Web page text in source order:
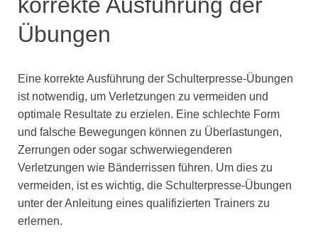
Übungen
Eine korrekte Ausführung der Schulterpresse-Übungen
ist notwendig, um Verletzungen zu vermeiden und
optimale Resultate zu erzielen. Eine schlechte Form
und falsche Bewegungen können zu Überlastungen,
Zerrungen oder sogar schwerwiegenderen
Verletzungen wie Bänderrissen führen. Um dies zu
vermeiden, ist es wichtig, die Schulterpresse-Übungen
unter der Anleitung eines qualifizierten Trainers zu
erlernen.